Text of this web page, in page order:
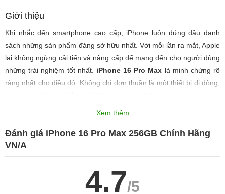
Giới thiệu
Khi nhắc đến smartphone cao cấp, iPhone luôn đứng đầu danh
sách những sản phẩm đáng sở hữu nhất. Với mỗi lần ra mắt, Apple
lại không ngừng cải tiến và nâng cấp để mang đến cho người dùng
những trải nghiệm tốt nhất. iPhone 16 Pro Max là minh chứng rõ
ràng nhất cho điều đó. Không chỉ đơn thuần là một thiết bị di động,
Từ chất liệu cho đến từng chi tiết nhỏ, tất cả đều được chăm chút tỉ
khám phá những điểm nổi bật củaiPhone 16 Pro Max để hiểu vì
sao nó xứng đáng trở thành một trong những siêu phẩm công nghệ
Thiết kế hoàn hảo, chất liệu cao cấp
Xem thêm
Đánh giá iPhone 16 Pro Max 256GB Chính Hãng
VN/A
4.7/5